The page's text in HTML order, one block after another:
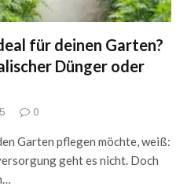
für deinen Garten?
Dünger oder
0
Garten pflegen möchte, weiß:
geht es nicht. Doch